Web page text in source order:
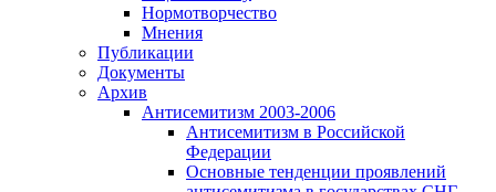
Нормотворчество
Мнения
Публикации
Документы
Архив
Антисемитизм 2003-2006
Антисемитизм в Российской
Федерации
Основные тенденции проявлений